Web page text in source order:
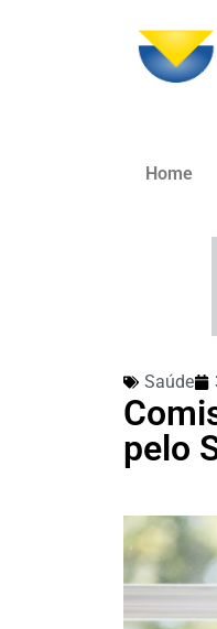
Home
Saúde
pelo